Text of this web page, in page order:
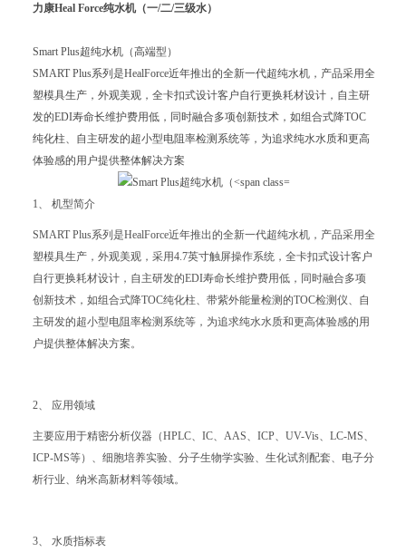
力康Heal Force纯水机（一/二/三级水）
Smart Plus超纯水机（高端型）
SMART Plus系列是HealForce近年推出的全新一代超纯水机，产品采用全
塑模具生产，外观美观，全卡扣式设计客户自行更换耗材设计，自主研
发的EDI寿命长维护费用低，同时融合多项创新技术，如组合式降TOC
纯化柱、自主研发的超小型电阻率检测系统等，为追求纯水水质和更高
体验感的用户提供整体解决方案
1、 机型简介
SMART Plus系列是HealForce近年推出的全新一代超纯水机，产品采用全
塑模具生产，外观美观，采用4.7英寸触屏操作系统，全卡扣式设计客户
自行更换耗材设计，自主研发的EDI寿命长维护费用低，同时融合多项
创新技术，如组合式降TOC纯化柱、带紫外能量检测的TOC检测仪、自
主研发的超小型电阻率检测系统等，为追求纯水水质和更高体验感的用
户提供整体解决方案。
2、 应用领域
主要应用于精密分析仪器（HPLC、IC、AAS、ICP、UV-Vis、LC-MS、
ICP-MS等）、细胞培养实验、分子生物学实验、生化试剂配套、电子分
析行业、纳米高新材料等领域。
3、 水质指标表